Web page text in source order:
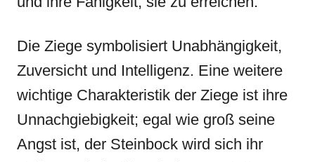
Die Ziege symbolisiert Unabhängigkeit,
Zuversicht und Intelligenz. Eine weitere
wichtige Charakteristik der Ziege ist ihre
Unnachgiebigkeit; egal wie groß seine
Angst ist, der Steinbock wird sich ihr